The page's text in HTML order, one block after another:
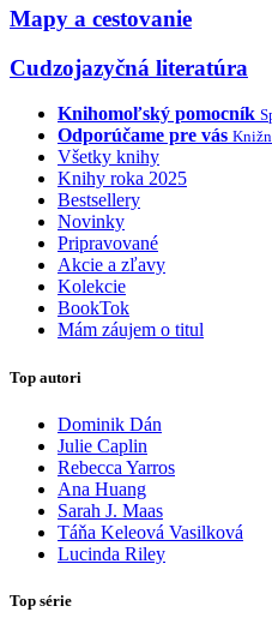
Mapy a cestovanie
Cudzojazyčná literatúra
Knihomoľský pomocník
Odporúčame pre vás
Všetky knihy
Knihy roka 2025
Bestsellery
Novinky
Pripravované
Akcie a zľavy
Kolekcie
BookTok
Mám záujem o titul
Top autori
Dominik Dán
Julie Caplin
Rebecca Yarros
Ana Huang
Sarah J. Maas
Táňa Keleová Vasilková
Lucinda Riley
Top série